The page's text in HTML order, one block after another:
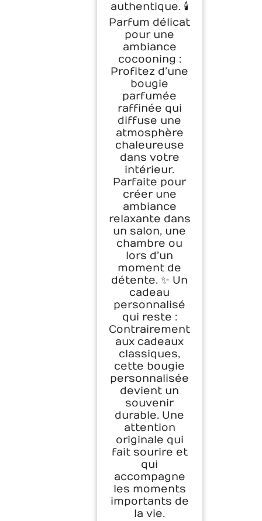
authentique. 🕯️
Parfum délicat
pour une
ambiance
cocooning :
Profitez d’une
bougie
parfumée
raffinée qui
diffuse une
atmosphère
chaleureuse
dans votre
intérieur.
Parfaite pour
créer une
ambiance
relaxante dans
un salon, une
chambre ou
lors d’un
moment de
détente. ✨ Un
cadeau
personnalisé
qui reste :
Contrairement
aux cadeaux
classiques,
cette bougie
personnalisée
devient un
souvenir
durable. Une
attention
originale qui
fait sourire et
qui
accompagne
les moments
importants de
la vie.